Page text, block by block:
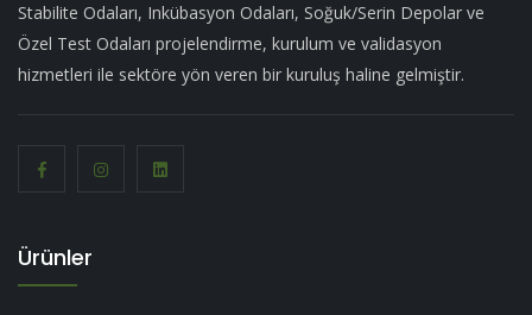
Stabilite Odaları, Inkübasyon Odaları, Soğuk/Serin Depolar ve
Özel Test Odaları projelendirme, kurulum ve validasyon
hizmetleri ile sektöre yön veren bir kuruluş haline gelmiştir.
Ürünler